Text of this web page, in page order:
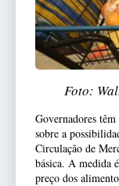
Foto:
Governadores
sobre a
Circulação de
básica. A medida
preço dos